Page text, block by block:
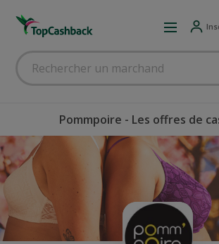
Pommpoire - Les offres de